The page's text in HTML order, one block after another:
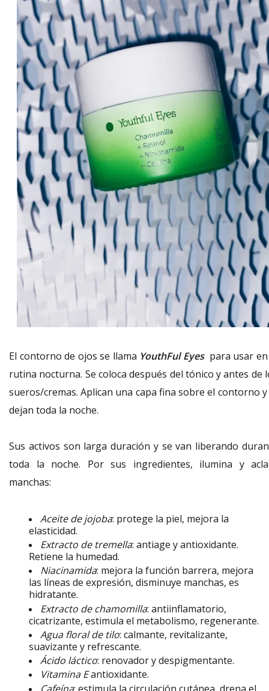
El contorno de ojos se llama YouthFul Eyes para usar
rutina nocturna. Se coloca después del tónico y antes de
sueros/cremas. Aplican una capa fina sobre el contorno
dejan toda la noche.
Sus activos son larga duración y se van liberando
toda la noche. Por sus ingredientes, ilumina y
manchas:
Aceite de jojoba: protege la piel, mejora la
elasticidad.
Extracto de tremella: antiage y antioxidante.
Retiene la humedad.
Niacinamida: mejora la función barrera, mejora
las líneas de expresión, disminuye manchas, es
hidratante.
Extracto de chamomilla: antiinflamatorio,
cicatrizante, estimula el metabolismo, regenerante.
Agua floral de tilo: calmante, revitalizante,
suavizante y refrescante.
Ácido láctico: renovador y despigmentante.
Vitamina Eantioxidante.
Cafeína: estimula la circulación cutánea, drena el